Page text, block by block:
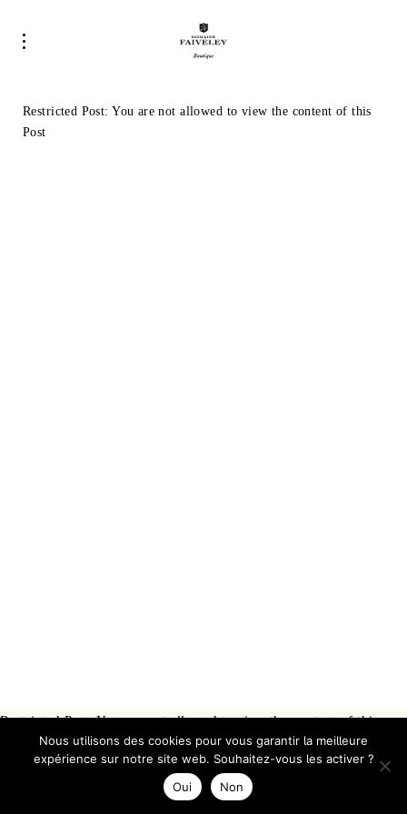
Restricted Post: You are not allowed to view the content of this
Post
Restricted Post: You are not allowed to view the content of this
Nous utilisons des cookies pour vous garantir la meilleure
expérience sur notre site web. Souhaitez-vous les activer ?
Oui
Non